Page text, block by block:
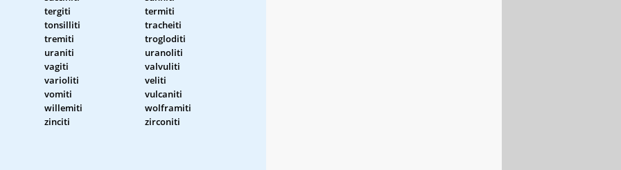
tergiti
termiti
tonsilliti
tracheiti
tremiti
trogloditi
uraniti
uranoliti
vagiti
valvuliti
varioliti
veliti
vomiti
vulcaniti
willemiti
wolframiti
zinciti zirconiti